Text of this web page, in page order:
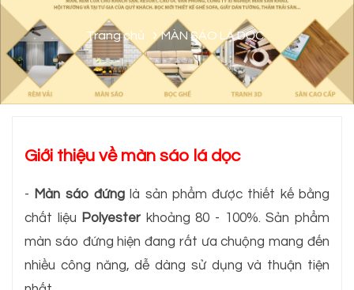
Trang chủ MÀN SÁO LÁ DỌC
Giới thiệu về màn sáo lá dọc
- Màn sáo đứnglà sản phẩm được thiết kế bằng
chất liệu Polyester khoảng 80 - 100%. Sản phẩm
màn sáo đứng hiện đang rất ưa chuộng mang đến
nhiều công năng, dễ dàng sử dụng và thuận tiện